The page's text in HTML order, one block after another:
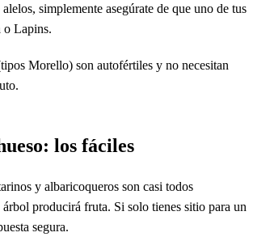
simplemente asegúrate de que uno de tus
o Lapins.
Morello) son autofértiles y no necesitan
los fáciles
y albaricoqueros son casi todos
producirá fruta. Si solo tienes sitio para un
segura.